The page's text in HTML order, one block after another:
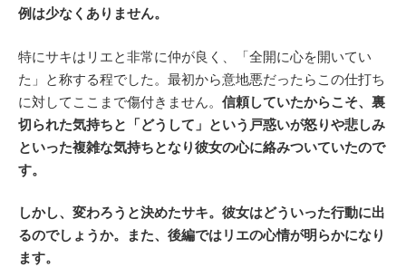
例は少なくありません。
特にサキはリエと非常に仲が良く、「全開に心を開いてい
た」と称する程でした。最初から意地悪だったらこの仕打ち
に対してここまで傷付きません。 信頼していたからこそ、裏
切られた気持ちと「どうして」という戸惑いが怒りや悲しみ
といった複雑な気持ちとなり彼女の心に絡みついていたので
す。
しかし、変わろうと決めたサキ。彼女はどういった行動に出
るのでしょうか。また、後編ではリエの心情が明らかになり
ます。